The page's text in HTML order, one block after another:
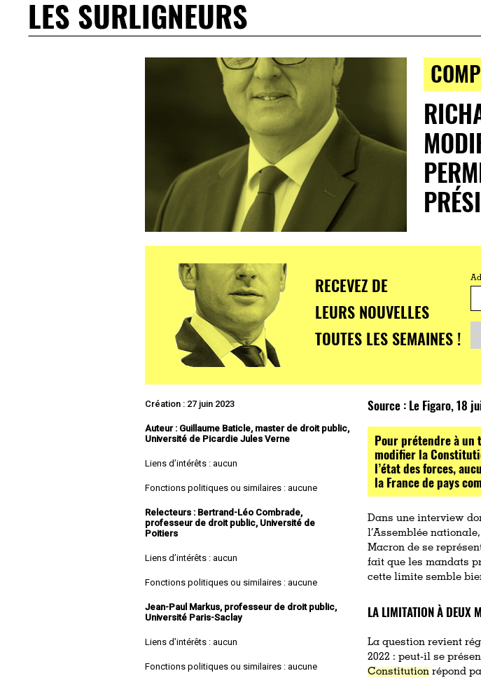
LES SURLIGNEURS
RECEVEZ DE
LEURS NOUVELLES
TOUTES LES SEMAINES !
Création : 27 juin 2023
Auteur : Guillaume Baticle, master de droit public,
Université de Picardie Jules Verne
Liens d’intérêts : aucun
Fonctions politiques ou similaires : aucune
Relecteurs : Bertrand-Léo Combrade,
professeur de droit public, Université de
Poitiers
Liens d’intérêts : aucun
Fonctions politiques ou similaires : aucune
Jean-Paul Markus, professeur de droit public,
Université Paris-Saclay
Liens d’intérêts : aucun
Fonctions politiques ou similaires : aucune
Source : Le Figaro, 18
Pour prétendre à un
modifier la
l’état des forces,
la France de pays
Dans une interview
l’Assemblée
Macron de se
fait que les mandats
cette limite semble
LA LIMITATION À DEUX
La question revient
2022 : peut-il se
Constitution répond